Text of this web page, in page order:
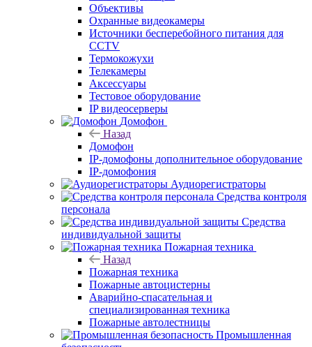
Объективы
Охранные видеокамеры
Источники бесперебойного питания для
CCTV
Термокожухи
Телекамеры
Аксессуары
Тестовое оборудование
IP видеосерверы
Домофон
Назад
Домофон
IP-домофоны дополнительное оборудование
IP-домофония
Аудиорегистраторы
Средства контроля
персонала
Средства
индивидуальной защиты
Пожарная техника
Назад
Пожарная техника
Пожарные автоцистерны
Аварийно-спасательная и
специализированная техника
Пожарные автолестницы
Промышленная